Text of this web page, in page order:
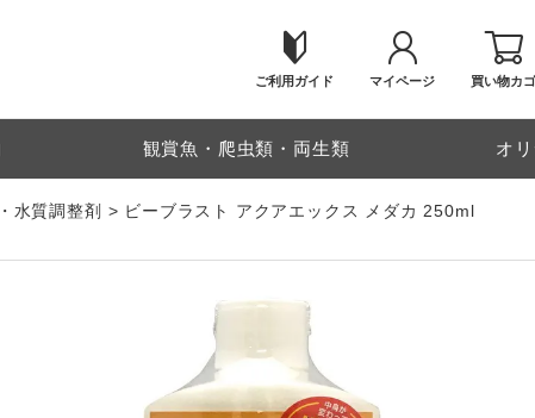
ご利用ガイド マイページ 買い物カゴ
観賞魚・爬虫類・両生類 オ
水質調整剤 ビーブラスト アクアエックス メダカ 250ml